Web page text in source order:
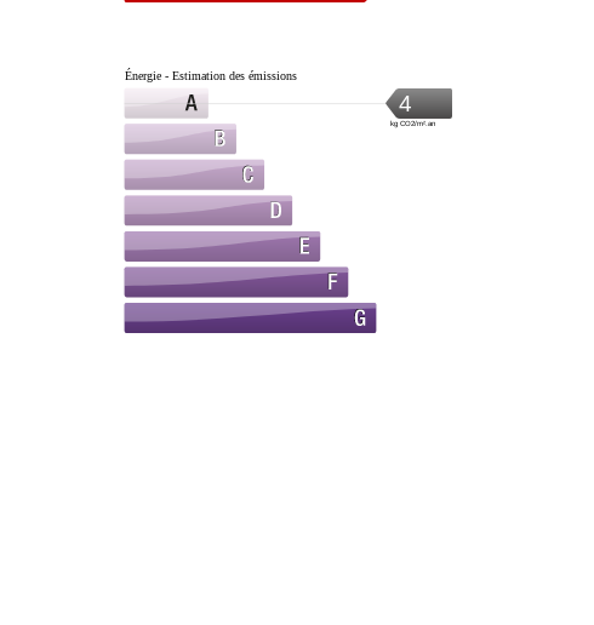
Énergie - Estimation des émissions
4
kg CO2/m².an